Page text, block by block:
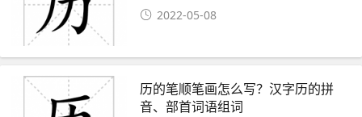
2022-05-08
历的笔顺笔画怎么写？汉字历的拼
音、部首词语组词